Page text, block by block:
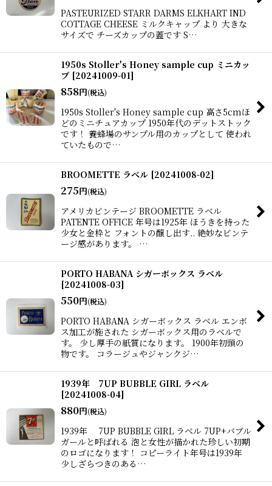
PASTEURIZED STARR DARMS ELKHART IND
COTTAGE CHEESE ミルクキャップ より 大きな
サイズで チーズカップの蓋です S…
1950s Stoller's Honey sample cup ミニカッ
プ [20241009-01]
858円(税込)
1950s Stoller's Honey sample cup 高さ5cmほ
どのミニチュアカップ 1950年代のデットストック
です！ 養蜂場のサンプル用のカップとして 使われ
ていたもので…
BROOMETTE ラベル [20241008-02]
275円(税込)
アメリカビンテージ BROOMETTE ラベル
PATENTE OFFICE 年号は1925年 ほうきを持った
少女と金枠と フォントの醸し出す.. 絶妙なビンテ
ージ感があります。 …
PORTO HABANA シガーボックス ラベル
[20241008-03]
550円(税込)
PORTO HABANA シガーボックス ラベル エンボ
ス加工が施された シガーボックス用のラベルで
す。 少し厚手の紙質になります。 1900年初頭の
物です。 コラージュやジャンクジ…
1939年 7UP BUBBLE GIRL ラベル
[20241008-04]
880円(税込)
1939年 7UP BUBBLE GIRL ラベル 7UP+バブル
ガールと呼ばれる 泡と女性が描かれた珍しい初期
のロゴになります！ コピーライト年号は1939年
少しざらつきのある…